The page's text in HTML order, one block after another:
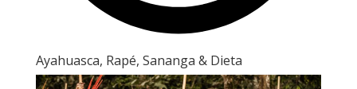
Ayahuasca, Rapé, Sananga & Dieta